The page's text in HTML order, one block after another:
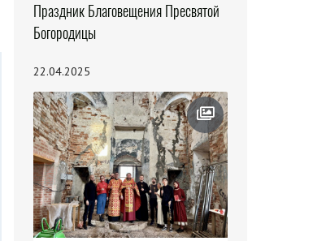
Праздник Благовещения Пресвятой
Богородицы
22.04.2025